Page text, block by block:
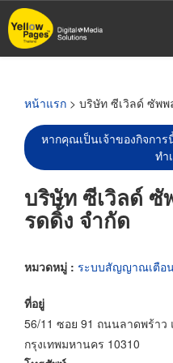
ข้าม
ไป
หน้าแรก > บริษัท ซีเวิลด์ ซัพ
หากคุณเป็นเจ้าของกิจกา
ทำ
บริษัท ซีเวิลด์ ซั
รดดิ้ง จำกัด
หมวดหมู่ : ระบบสัญญาณเตือ
ที่อยู่
56/11 ซอย 91 ถนนลาดพร้าว
กรุงเทพมหานคร 10310